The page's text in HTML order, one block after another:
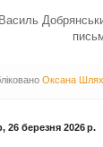
Василь
Оксана
26 березня 2026 р.